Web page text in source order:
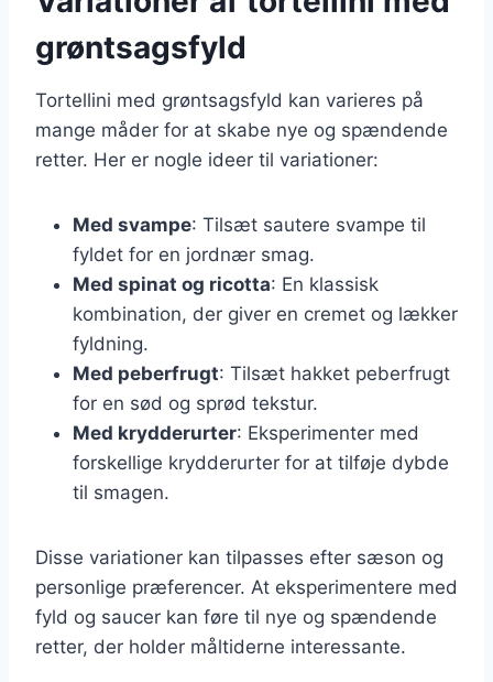
grøntsagsfyld
Tortellini med grøntsagsfyld kan varieres på
mange måder for at skabe nye og spændende
retter. Her er nogle ideer til variationer:
Med svampe: Tilsæt sautere svampe til
fyldet for en jordnær smag.
Med spinat og ricotta: En klassisk
kombination, der giver en cremet og lækker
fyldning.
Med peberfrugt: Tilsæt hakket peberfrugt
for en sød og sprød tekstur.
Med krydderurter: Eksperimenter med
forskellige krydderurter for at tilføje dybde
til smagen.
Disse variationer kan tilpasses efter sæson og
personlige præferencer. At eksperimentere med
fyld og saucer kan føre til nye og spændende
retter, der holder måltiderne interessante.